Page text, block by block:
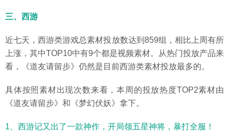
三、西游
近七天，西游类游戏总素材投放数达到859组，相比上周有所
上涨，其中TOP10中有9个都是视频素材。从热门投放产品来
看，《道友请留步》仍然是目前西游类素材投放最多的。
具体按照素材出现次数来看，本周的投放热度TOP2素材由
《道友请留步》和《梦幻伏妖》拿下。
1、西游记又出了一款神作，开局领五星神将，暴打全服！